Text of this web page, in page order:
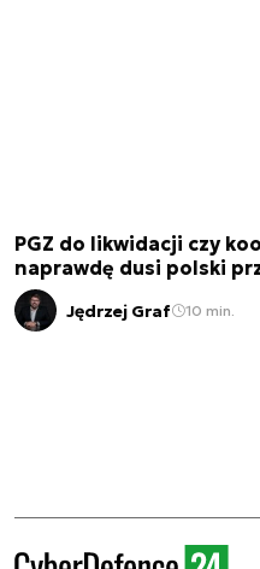
PGZ do likwidacji czy
naprawdę dusi polski
Jędrzej Graf 10 min.